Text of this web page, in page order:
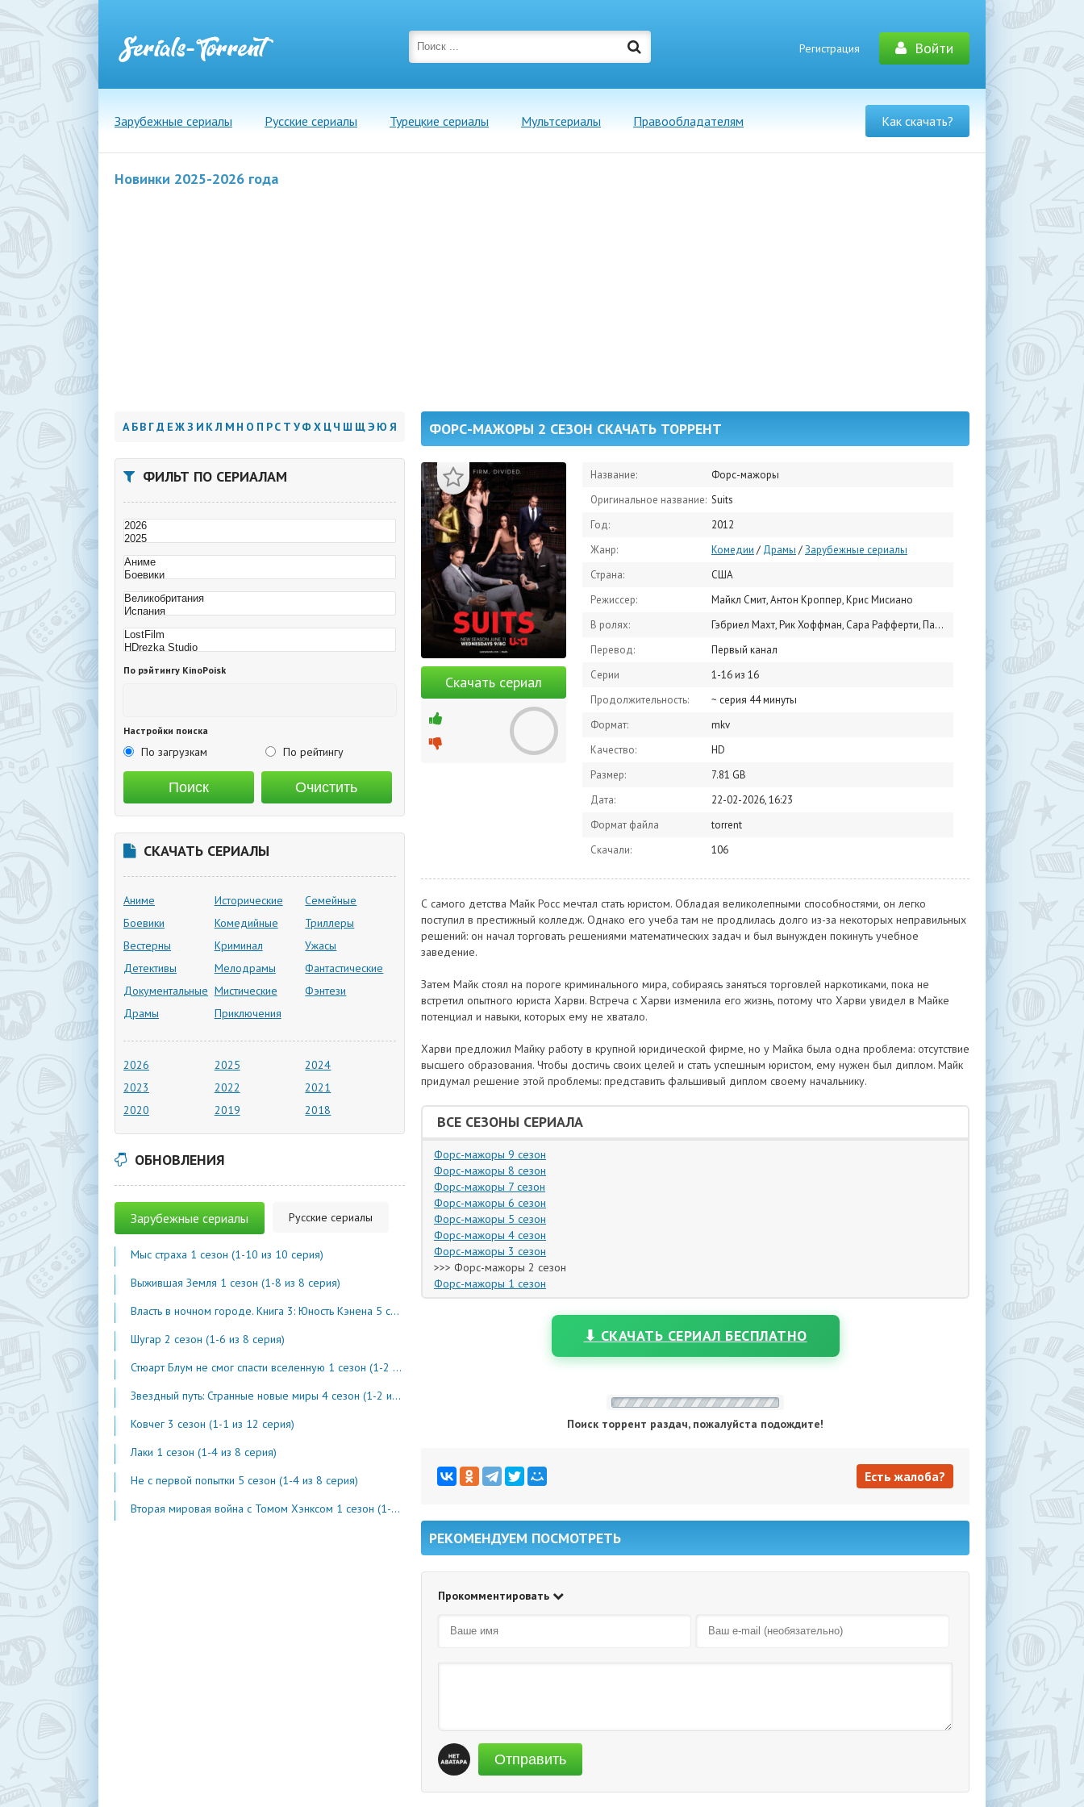
Регистрация Войти
Зарубежные сериалы Русские сериалы Турецкие сериалы Мультсериалы Правообладателям Как скачать?
Новинки 2025-2026 года
ФОРС-МАЖОРЫ 2 СЕЗОН СКАЧАТЬ ТОРРЕНТ
Скачать сериал
Название:
Форс-мажоры
Оригинальное название: Suits
Год:
2012
Жанр:
Комедии / Драмы /Зарубежные сериалы
Страна:
США
Режиссер:
Майкл Смит, Антон Кроппер, Крис Мисиано
В ролях:
Гэбриел Махт, Рик Хоффман, Сара Рафферти, Патрик Джей Адамс, Меган Маркл, Джина Торрес, Аманда Шулл, Уэнделл Пирс, Дьюли Хилл, Алома Райт
Перевод:
Первый канал
Серии
1-16 из 16
Продолжительность:
~ серия 44 минуты
Формат:
mkv
Качество:
HD
Размер:
7.81 GB
Дата:
22-02-2026, 16:23
Формат файла
torrent
Скачали:
106
С самого детства Майк Росс мечтал стать юристом. Обладая великолепными способностями, он легко
поступил в престижный колледж. Однако его учеба там не продлилась долго из-за некоторых неправильных
решений: он начал торговать решениями математических задач и был вынужден покинуть учебное
заведение.
Затем Майк стоял на пороге криминального мира, собираясь заняться торговлей наркотиками, пока не
встретил опытного юриста Харви. Встреча с Харви изменила его жизнь, потому что Харви увидел в Майке
потенциал и навыки, которых ему не хватало.
Харви предложил Майку работу в крупной юридической фирме, но у Майка была одна проблема: отсутствие
высшего образования. Чтобы достичь своих целей и стать успешным юристом, ему нужен был диплом. Майк
придумал решение этой проблемы: представить фальшивый диплом своему начальнику.
ВСЕ СЕЗОНЫ СЕРИАЛА
Форс-мажоры 9 сезон
Форс-мажоры 8 сезон
Форс-мажоры 7 сезон
Форс-мажоры 6 сезон
Форс-мажоры 5 сезон
Форс-мажоры 4 сезон
Форс-мажоры 3 сезон
>>> Форс-мажоры 2 сезон
Форс-мажоры 1 сезон
⬇ СКАЧАТЬ СЕРИАЛ БЕСПЛАТНО
Поиск торрент раздач, пожалуйста подождите!
Есть жалоба?
РЕКОМЕНДУЕМ ПОСМОТРЕТЬ
Прокомментировать
Отправить
А БВ ГД ЕЖЗ И КЛ М Н О П РС Т УФ Х ЦЧ Ш ЩЭ Ю Я
ФИЛЬТ ПО СЕРИАЛАМ
По рэйтингу KinoPoisk
Настройки поиска
По загрузкам По рейтингу
СКАЧАТЬ СЕРИАЛЫ
Аниме
Боевики
Вестерны
Детективы
Документальные
Драмы
Исторические
Комедийные
Криминал
Мелодрамы
Мистические
Приключения
Семейные
Триллеры
Ужасы
Фантастические
Фэнтези
2026 2025
2024
2023
2022
2021
2020
2019 2018
ОБНОВЛЕНИЯ
Зарубежные сериалы Русские сериалы
Мыс страха 1 сезон (1-10 из 10 серия)
Выжившая Земля 1 сезон (1-8 из 8 серия)
Власть в ночном городе. Книга 3: Юность Кэнена 5 сезон (1-7 из 10 серия)
Шугар 2 сезон (1-6 из 8 серия)
Стюарт Блум не смог спасти вселенную 1 сезон (1-2 из 8 серия)
Звездный путь: Странные новые миры 4 сезон (1-2 из 10 серия)
Ковчег 3 сезон (1-1 из 12 серия)
Лаки 1 сезон (1-4 из 8 серия)
Не с первой попытки 5 сезон (1-4 из 8 серия)
Вторая мировая война с Томом Хэнксом 1 сезон (1-20 из 20 серия)